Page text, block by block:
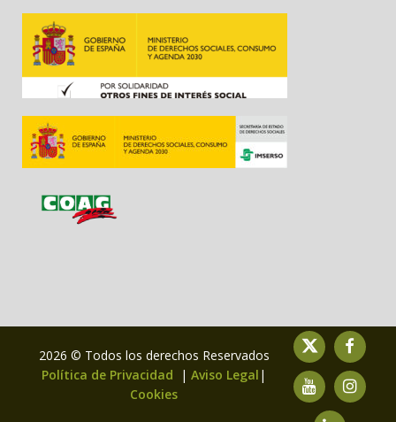
2026 © Todos los derechos Reservados
Política de Privacidad
| Aviso Legal |
Cookies